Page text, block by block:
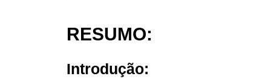
RESUMO:
Introdução: